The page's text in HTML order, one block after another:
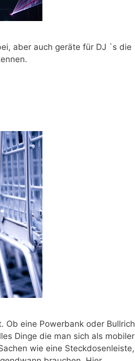
aber auch geräte für DJ `s die
Ob eine Powerbank oder Bullrich
Dinge die man sich als mobiler
wie eine Steckdosenleiste,